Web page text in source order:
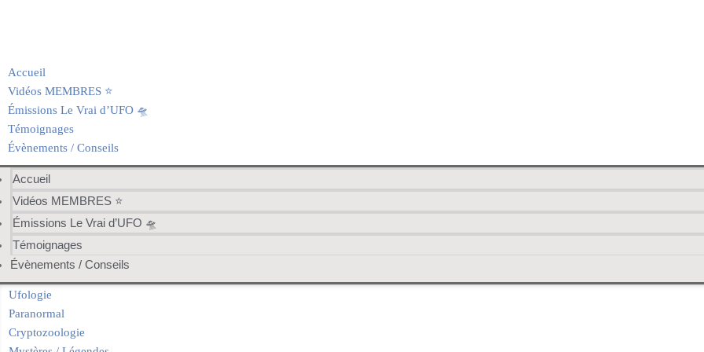
Accueil
Vidéos MEMBRES ⭐️
Émissions Le Vrai d’UFO 🛸
Témoignages
Évènements / Conseils
Accueil
Vidéos MEMBRES ⭐️
Émissions Le Vrai d’UFO 🛸
Témoignages
Évènements / Conseils
Ufologie
Paranormal
Cryptozoologie